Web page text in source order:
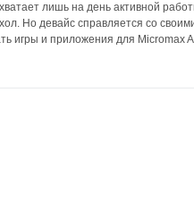
лишь на день активной
Но девайс справляется со
игры и приложения для Micromax